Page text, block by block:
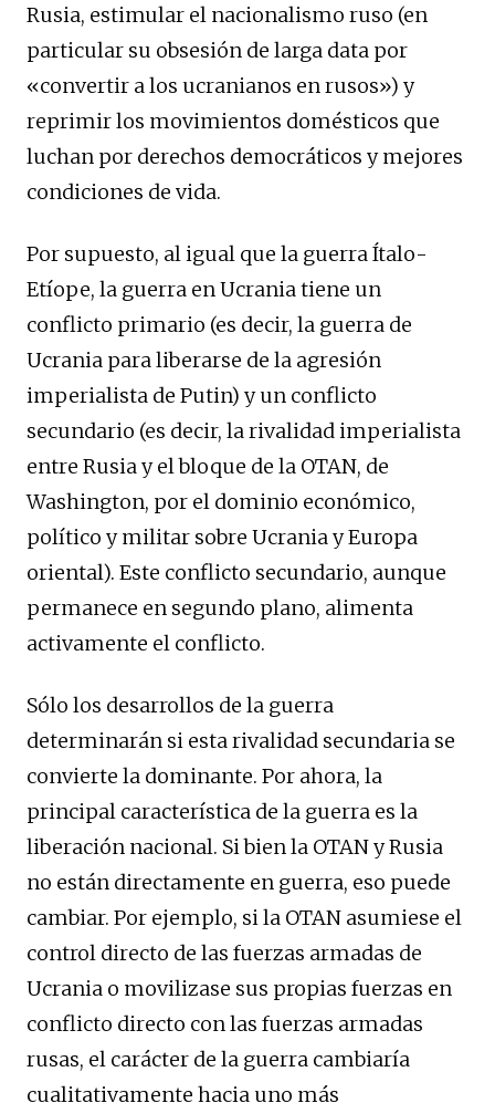
Rusia, estimular el nacionalismo ruso (en
particular su obsesión de larga data por
«convertir a los ucranianos en rusos») y
reprimir los movimientos domésticos que
luchan por derechos democráticos y mejores
condiciones de vida.
Por supuesto, al igual que la guerra Ítalo-
Etíope, la guerra en Ucrania tiene un
conflicto primario (es decir, la guerra de
Ucrania para liberarse de la agresión
imperialista de Putin) y un conflicto
secundario (es decir, la rivalidad imperialista
entre Rusia y el bloque de la OTAN, de
Washington, por el dominio económico,
político y militar sobre Ucrania y Europa
oriental). Este conflicto secundario, aunque
permanece en segundo plano, alimenta
activamente el conflicto.
Sólo los desarrollos de la guerra
determinarán si esta rivalidad secundaria se
convierte la dominante. Por ahora, la
principal característica de la guerra es la
liberación nacional. Si bien la OTAN y Rusia
no están directamente en guerra, eso puede
cambiar. Por ejemplo, si la OTAN asumiese el
control directo de las fuerzas armadas de
Ucrania o movilizase sus propias fuerzas en
conflicto directo con las fuerzas armadas
rusas, el carácter de la guerra cambiaría
cualitativamente hacia uno más